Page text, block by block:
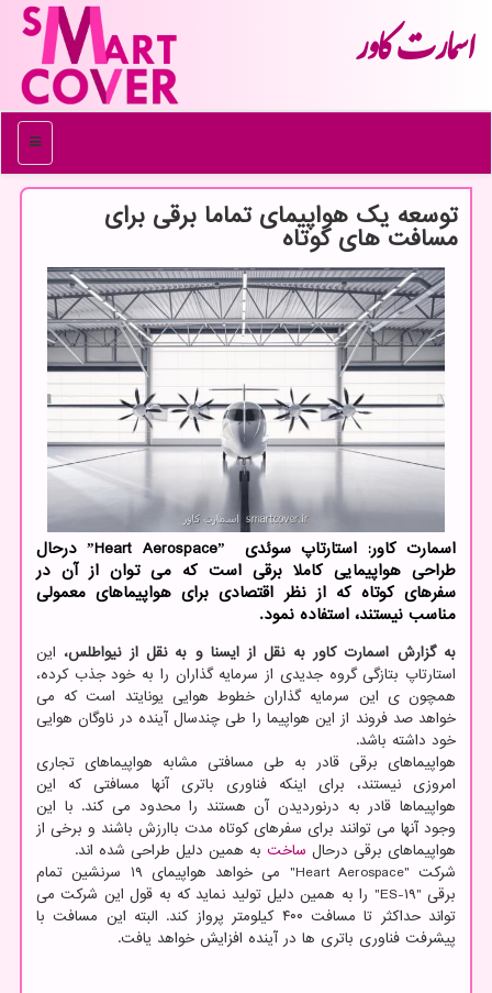
اسمارت كاور
منو
توسعه یك هواپیمای تماما برقی برای
مسافت های كوتاه
اسمارت کاور: استارتاپ سوئدی ˮHeart Aerospaceˮ درحال
طراحی هواپیمایی کاملا برقی است که می توان از آن در
سفرهای کوتاه که از نظر اقتصادی برای هواپیماهای معمولی
مناسب نیستند، استفاده نمود.
به گزارش اسمارت کاور به نقل از ایسنا و به نقل از نیواطلس، این
استارتاپ بتازگی گروه جدیدی از سرمایه گذاران را به خود جذب کرده،
همچون ی این سرمایه گذاران خطوط هوایی یونایتد است که می
خواهد صد فروند از این هواپیما را طی چندسال آینده در ناوگان هوایی
خود داشته باشد.
هواپیماهای برقی قادر به طی مسافتی مشابه هواپیماهای تجاری
امروزی نیستند، برای اینکه فناوری باتری آنها مسافتی که این
هواپیماها قادر به درنوردیدن آن هستند را محدود می کند. با این
وجود آنها می توانند برای سفرهای کوتاه مدت باارزش باشند و برخی از
هواپیماهای برقی درحال ساخت به همین دلیل طراحی شده اند.
شرکت "Heart Aerospace" می خواهد هواپیمای ۱۹ سرنشین تمام
برقی "ES-۱۹" را به همین دلیل تولید نماید که به قول این شرکت می
تواند حداکثر تا مسافت ۴۰۰ کیلومتر پرواز کند. البته این مسافت با
پیشرفت فناوری باتری ها در آینده افزایش خواهد یافت.